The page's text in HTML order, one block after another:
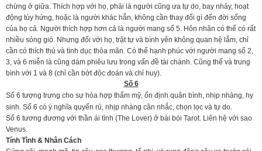
chừng ở giữa. Thích hợp với họ, phải là người cũng ưa tự do, bay nhảy, hoạt
động tùy hứng, hoặc là người khác hẳn, không cần thay đổi gì đến đời sống
của họ cả. Người thích hợp hơn cả là người mang số 5. Hôn nhân có thể có rất
nhiều sóng gió. Nhưng đối với họ, trật tự và bình yên không quan hệ lắm, chỉ
cần có thích thú và tình dục thỏa mãn. Có thể hạnh phúc với người mang số 2,
3, và 6 miễn là cũng dám phiêu lưu trong vấn đề tài chánh. Cũng thế và trung
bình với 1 và 8 (chỉ cần bớt độc đoán và chỉ huy).
Số 6
Số 6 tượng trưng cho sự hòa hợp thẩm mỹ, ổn định quân bình, nhịp nhàng, hy
sinh. Số 6 có ý nghĩa quyến rủ, nhịp nhàng cân nhắc, chọn lọc và tự do.
Số 6 tương đương với thần ái tình (The Lover) ở bài bói Tarot. Liên hệ với sao
Venus.
Tính Tình & Nhân Cách